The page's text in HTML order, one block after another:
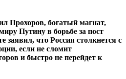
Прохоров, богатый магнат,
Путину в борьбе за пост
заявил, что Россия столкнется с
если не сломит
и быстро не перейдет к